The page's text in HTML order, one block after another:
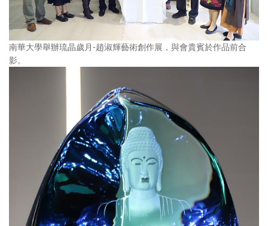
南華大學舉辦琉晶歲月-趙淑輝藝術創作展，與會貴賓於作品前合
影。